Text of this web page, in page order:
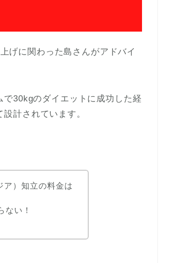
げに関わった島さんがアドバイ
30kgのダイエットに成功した経
計されています。
ア）知立の料金は
ない！